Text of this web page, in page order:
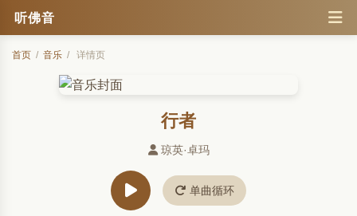
听佛音
首页 / 音乐 / 详情页
行者
琼英·卓玛
单曲循环